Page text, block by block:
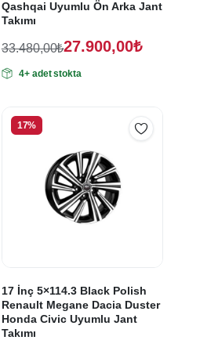
Qashqai Uyumlu Ön Arka Jant
Takımı
33.480,00₺
Orijinal
fiyat:
27.900,00₺
Şu
andaki
27.900,00₺.
4+ adet stokta
17%
17 İnç 5×114.3 Black Polish
Renault Megane Dacia Duster
Honda Civic Uyumlu Jant
Takımı